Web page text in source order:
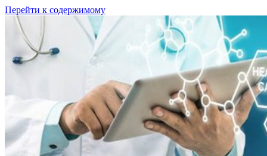
Перейти к содержимому